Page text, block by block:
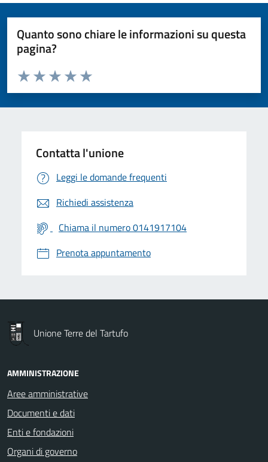
Quanto sono chiare le informazioni su questa
pagina?
Valuta da 1 a 5 stelle la pagina
Valuta 5 stelle su 5
Valuta 4 stelle su 5
Valuta 3 stelle su 5
Valuta 2 stelle su 5
Valuta 1 stelle su 5
Contatta l'unione
Leggi le domande frequenti
Richiedi assistenza
Chiama il numero 0141917104
Prenota appuntamento
Unione Terre del Tartufo
AMMINISTRAZIONE
Aree amministrative
Documenti e dati
Enti e fondazioni
Organi di governo